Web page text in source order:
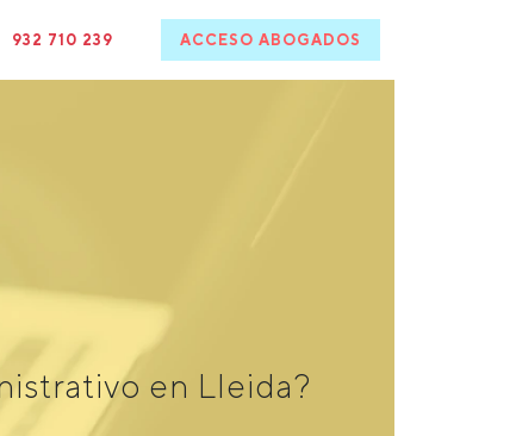
932 710 239 ACCESO ABOGADOS
en Lleida?